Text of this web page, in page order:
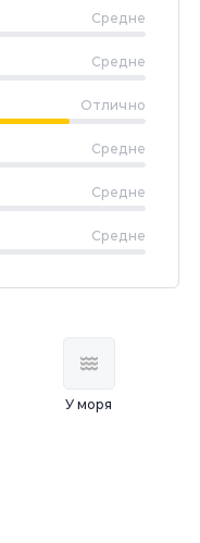
Средне
Средне
Отлично
Средне
Средне
Средне
У моря